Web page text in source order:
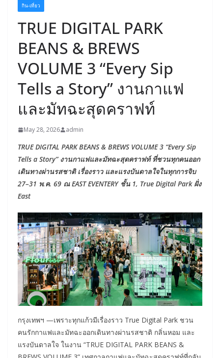
กิน-เที่ยว
TRUE DIGITAL PARK
BEANS & BREWS
VOLUME 3 “Every Sip
Tells a Story” งานกาแฟ
และมัทฉะสุดคราฟท์
May 28, 2026 admin
TRUE DIGITAL PARK BEANS & BREWS VOLUME 3 “Every Sip
Tells a Story” งานกาแฟและมัทฉะสุดคราฟท์ ที่ชวนทุกคนออก
เดินทางผ่านรสชาติ เรื่องราว และแรงบันดาลใจในทุกการจิบ
27–31 พ.ค. 69 ณ EAST EVENTERY ชั้น 1, True Digital Park ฝั่ง
East
กรุงเทพฯ —เพราะทุกแก้วมีเรื่องราว True Digital Park ชวน
คนรักกาแฟและมัทฉะออกเดินทางผ่านรสชาติ กลิ่นหอม และ
แรงบันดาลใจ ในงาน “TRUE DIGITAL PARK BEANS &